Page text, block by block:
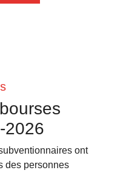
2026
ont
des personnes